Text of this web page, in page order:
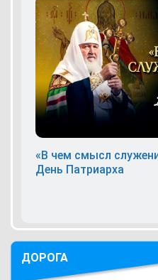
«В чем смысл
День Патриарха
ДОРОГА